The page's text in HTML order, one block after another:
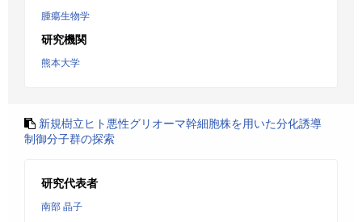
腫瘍生物学
研究機関
熊本大学
新規樹立ヒト悪性グリオーマ幹細胞株を用いた分化誘導
制御分子群の探索
研究代表者
南部 晶子